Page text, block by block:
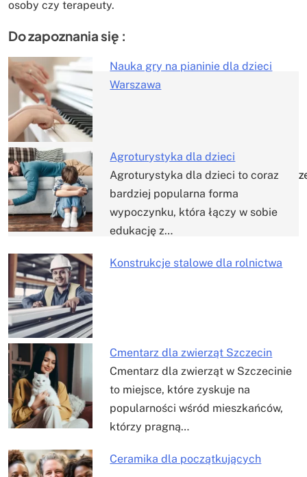
osoby czy terapeuty.
Do zapoznania się :
Nauka gry na pianinie dla dzieci
Warszawa
Agroturystyka dla dzieci
Agroturystyka dla dzieci to coraz
bardziej popularna forma
wypoczynku, która łączy w sobie
edukację z…
Konstrukcje stalowe dla rolnictwa
Cmentarz dla zwierząt Szczecin
Cmentarz dla zwierząt w Szczecinie
to miejsce, które zyskuje na
popularności wśród mieszkańców,
którzy pragną…
Ceramika dla początkujących
Nawigacja
wpisu